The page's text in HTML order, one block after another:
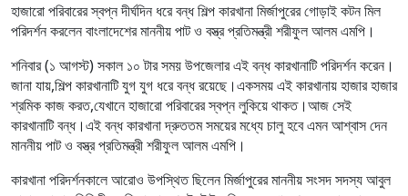
হাজারো পরিবারের স্বপ্ন দীর্ঘদিন ধরে বন্ধ শিল্প কারখানা মির্জাপুরের গোড়াই কটন মিল
পরিদর্শন করলেন বাংলাদেশের মাননীয় পাট ও বস্ত্র প্রতিমন্ত্রী শরীফুল আলম এমপি।
শনিবার (১ আগস্ট) সকাল ১০ টার সময় উপজেলার এই বন্ধ কারখানাটি পরিদর্শন করেন।
জানা যায়,শিল্প কারখানাটি যুগ যুগ ধরে বন্ধ রয়েছে।একসময় এই কারখানায় হাজার হাজার
শ্রমিক কাজ করত,যেখানে হাজারো পরিবারের স্বপ্ন লুকিয়ে থাকত।আজ সেই
কারখানাটি বন্ধ।এই বন্ধ কারখানা দ্রুততম সময়ের মধ্যে চালু হবে এমন আশ্বাস দেন
মাননীয় পাট ও বস্ত্র প্রতিমন্ত্রী শরীফুল আলম এমপি।
কারখানা পরিদর্শনকালে আরোও উপস্থিত ছিলেন মির্জাপুরের মাননীয় সংসদ সদস্য আবুল